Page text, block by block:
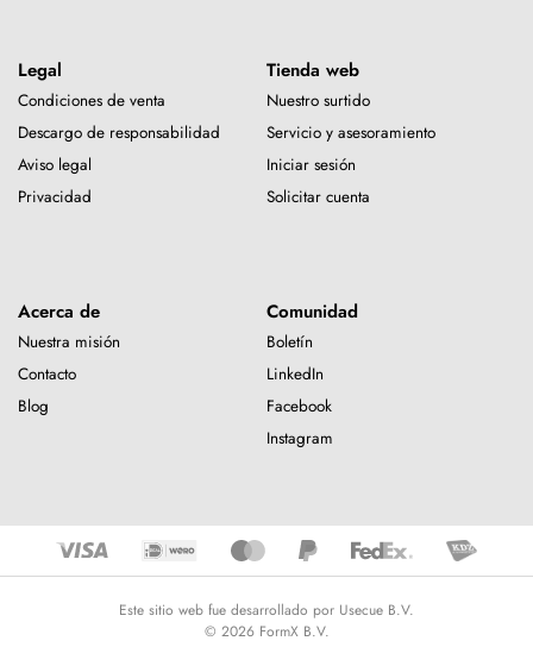
Legal
Condiciones de venta
Descargo de responsabilidad
Aviso legal
Privacidad
Tienda web
Nuestro surtido
Servicio y asesoramiento
Iniciar sesión
Solicitar cuenta
Acerca de
Nuestra misión
Contacto
Blog
Comunidad
Boletín
LinkedIn
Facebook
Instagram
Este sitio web fue desarrollado por Usecue B.V.
© 2026 FormX B.V.